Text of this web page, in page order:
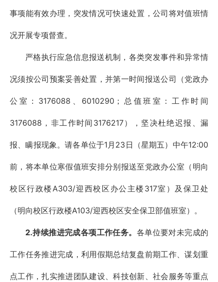
事项能有效办理，突发情况可快速处置，公司将对值班情
况开展专项督查。
严格执行应急信息报送机制，各类突发事件和异常情
况须按公司预案妥善处置，并第一时间报送公司（党政办
公室：3176088、6010290；总值班室：工作时间
3176088，非工作时间3176217），坚决杜绝迟报、漏
报、瞒报现象。请各单位于1月23日（星期五）中午12:00
前，将本单位寒假值班安排分别报送至党政办公室（明向
校区行政楼A303/迎西校区办公主楼317室）及保卫处
（明向校区行政楼A103/迎西校区安全保卫部值班室）。
2.持续推进完成各项工作任务。 各单位要对未完成的
工作任务推进完成，利用假期总结复盘前期工作、谋划重
点工作，扎实推进团队建设、科技创新、社会服务等重点